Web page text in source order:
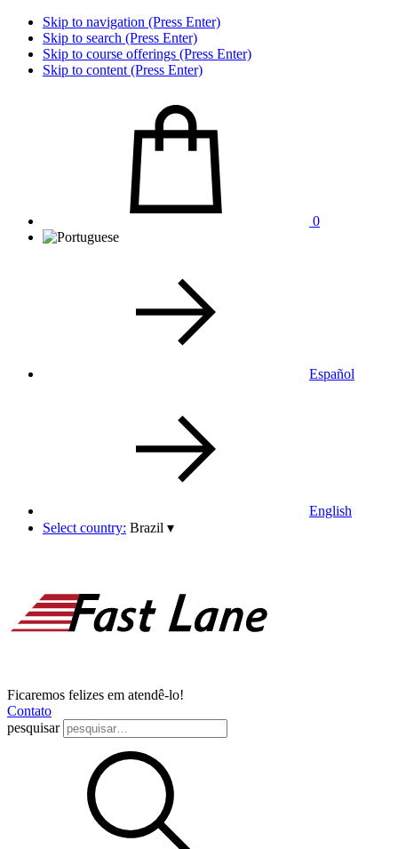
Skip to navigation (Press Enter)
Skip to search (Press Enter)
Skip to course offerings (Press Enter)
Skip to content (Press Enter)
0
Español
English
Select country: Brazil ▾
Ficaremos felizes em atendê-lo!
Contato
pesquisar